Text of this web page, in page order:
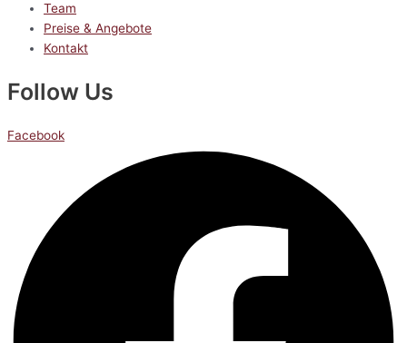
Team
Preise & Angebote
Kontakt
Follow Us
Facebook